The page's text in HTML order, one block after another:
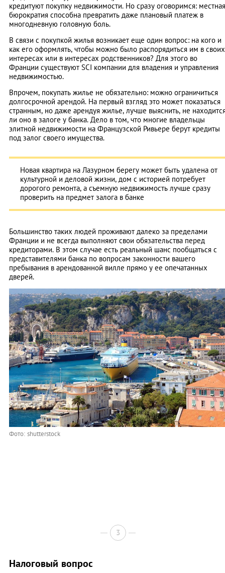
кредитуют покупку недвижимости. Но сразу оговоримся: местная
бюрократия способна превратить даже плановый платеж в
многодневную головную боль.
В связи с покупкой жилья возникает еще один вопрос: на кого и
как его оформлять, чтобы можно было распорядиться им в своих
интересах или в интересах родственников? Для этого во
Франции существуют SCI компании для владения и управления
недвижимостью.
Впрочем, покупать жилье не обязательно: можно ограничиться
долгосрочной арендой. На первый взгляд это может показаться
странным, но даже арендуя жилье, лучше выяснить, не
ли оно в залоге у банка. Дело в том, что многие владельцы
элитной недвижимости на Французской Ривьере берут кредиты
под залог своего имущества.
Новая квартира на Лазурном берегу может быть удалена от
культурной и деловой жизни, дом с историей потребует
дорогого ремонта, а съемную недвижимость лучше сразу
проверить на предмет залога в банке
Большинство таких людей проживают далеко за пределами
Франции и не всегда выполняют свои обязательства перед
кредиторами. В этом случае есть реальный шанс пообщаться с
представителями банка по вопросам законности вашего
пребывания в арендованной вилле прямо у ее опечатанных
дверей.
Фото: shutterstock
3
Налоговый вопрос